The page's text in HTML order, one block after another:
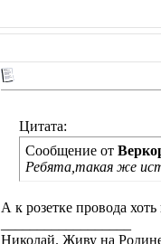
Цитата:
Сообщение от
Ребята,такая же
А к розетке провода хоть
Николай. Живу на